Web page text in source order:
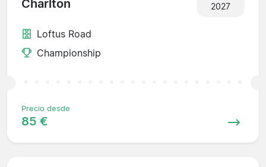
Charlton
2027
Loftus Road
Championship
Precio desde
85 €